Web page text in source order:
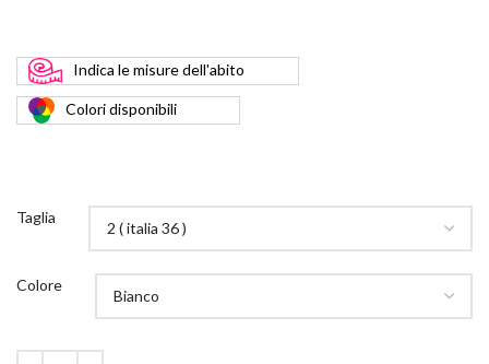
Indica le misure dell'abito
Coloridisponibili
Taglia
Colore